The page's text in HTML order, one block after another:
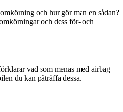
och hur gör man en sådan?
och dess för- och
vad som menas med airbag
du kan påträffa dessa.